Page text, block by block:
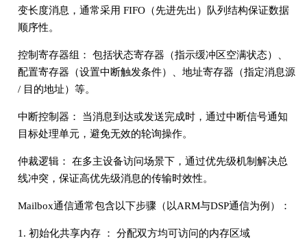
变长度消息，通常采用 FIFO（先进先出）队列结构保证数据
顺序性。
控制寄存器组： 包括状态寄存器（指示缓冲区空满状态）、
配置寄存器（设置中断触发条件）、地址寄存器（指定消息源
/ 目的地址）等。
中断控制器： 当消息到达或发送完成时，通过中断信号通知
目标处理单元，避免无效的轮询操作。
仲裁逻辑： 在多主设备访问场景下，通过优先级机制解决总
线冲突，保证高优先级消息的传输时效性。
Mailbox通信通常包含以下步骤（以ARM与DSP通信为例）：
1. 初始化共享内存 ： 分配双方均可访问的内存区域